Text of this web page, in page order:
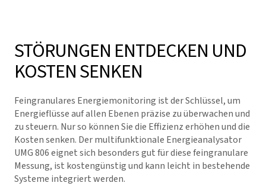
STÖRUNGEN ENTDECKEN UND
KOSTEN SENKEN
Feingranulares Energiemonitoring ist der Schlüssel, um
Energieflüsse auf allen Ebenen präzise zu überwachen und
zu steuern. Nur so können Sie die Effizienz erhöhen und die
Kosten senken. Der multifunktionale Energieanalysator
UMG 806 eignet sich besonders gut für diese feingranulare
Messung, ist kostengünstig und kann leicht in bestehende
Systeme integriert werden.